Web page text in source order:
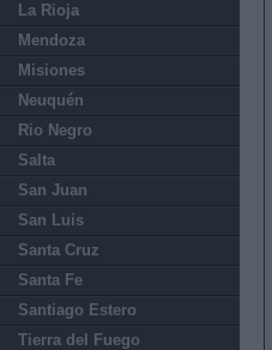
La Rioja
Mendoza
Misiones
Neuquén
Rio Negro
Salta
San Juan
San Luis
Santa Cruz
Santa Fe
Santiago Estero
Tierra del Fuego